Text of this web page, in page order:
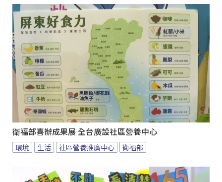
衛福部喜辦成果展 全台廣設社區營養中心
環境 生活 社區營養推廣中心 衛福部